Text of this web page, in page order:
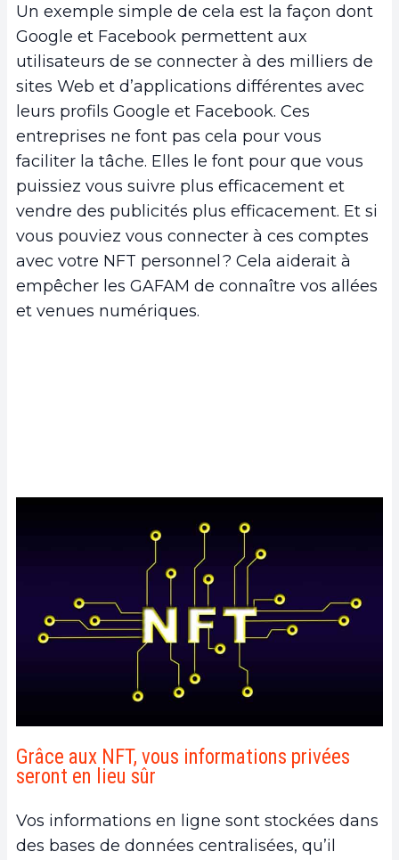
Un exemple simple de cela est la façon dont
Google et Facebook permettent aux
utilisateurs de se connecter à des milliers de
sites Web et d’applications différentes avec
leurs profils Google et Facebook. Ces
entreprises ne font pas cela pour vous
faciliter la tâche. Elles le font pour que vous
puissiez vous suivre plus efficacement et
vendre des publicités plus efficacement. Et si
vous pouviez vous connecter à ces comptes
avec votre NFT personnel ? Cela aiderait à
empêcher les GAFAM de connaître vos allées
et venues numériques.
Grâce aux NFT, vous informations privées
seront en lieu sûr
Vos informations en ligne sont stockées dans
des bases de données centralisées, qu’il